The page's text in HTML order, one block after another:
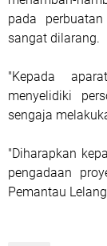
pada
sangat dilarang.
"Kepada
menyelidiki
sengaja
"Diharapkan
pengadaan
Pemantau